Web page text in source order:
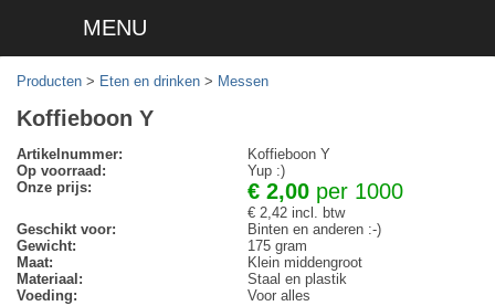
MENU
Producten > Eten en drinken > Messen
Koffieboon Y
Artikelnummer:
Koffieboon Y
Op voorraad:
Yup :)
Onze prijs:
€ 2,00 per 1000
€ 2,42 incl. btw
Geschikt voor:
Binten en anderen :-)
Gewicht:
175 gram
Maat:
Klein middengroot
Materiaal:
Staal en plastik
Voeding:
Voor alles